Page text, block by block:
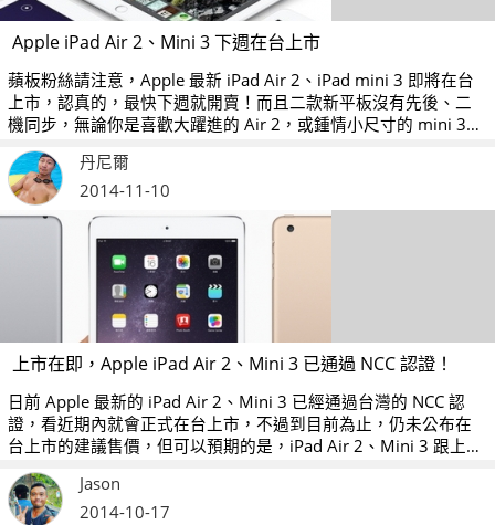
Apple iPad Air 2、Mini 3 下週在台上市
蘋板粉絲請注意，Apple 最新 iPad Air 2、iPad mini 3 即將在台
上市，認真的，最快下週就開賣！而且二款新平板沒有先後、二
機同步，無論你是喜歡大躍進的 Air 2，或鍾情小尺寸的 mini 3，
購買都沒有時差。
丹尼爾
2014-11-10
上市在即，Apple iPad Air 2、Mini 3 已通過 NCC 認證！
日前 Apple 最新的 iPad Air 2、Mini 3 已經通過台灣的 NCC 認
證，看近期內就會正式在台上市，不過到目前為止，仍未公布在
台上市的建議售價，但可以預期的是，iPad Air 2、Mini 3 跟上一
代的在台上市價格應該不會有太大的落差。如果現在就要你要挑
一個立刻禮物，大家會不會想收到這兩款全新 iPad 呢？
Jason
2014-10-17